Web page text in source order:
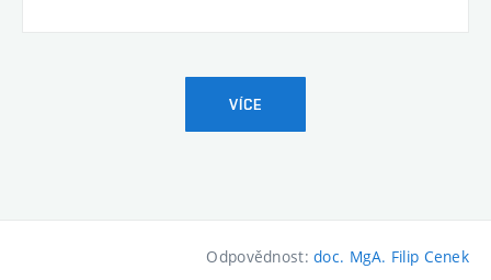
VÍCE
Odpovědnost:doc. MgA. Filip Cenek